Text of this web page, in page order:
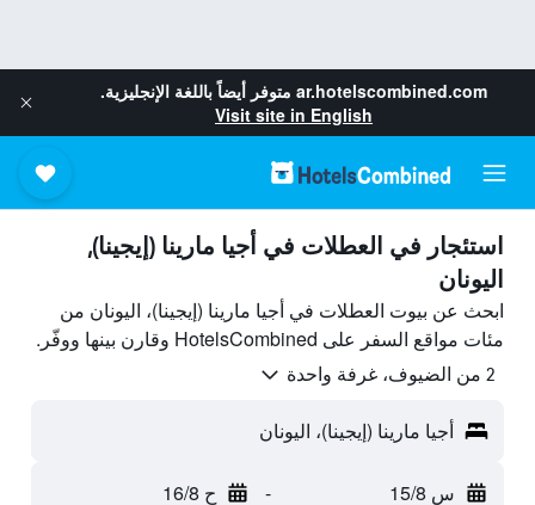
ar.hotelscombined.com متوفر أيضاً باللغة الإنجليزية.
Visit site in English
استئجار في العطلات في أجيا مارينا (إيجينا),
اليونان
ابحث عن بيوت العطلات في أجيا مارينا (إيجينا)، اليونان من
مئات مواقع السفر على HotelsCombined وقارن بينها ووفّر.
2 من الضيوف، غرفة واحدة
أجيا مارينا (إيجينا)، اليونان
س 15/8 - ح 16/8